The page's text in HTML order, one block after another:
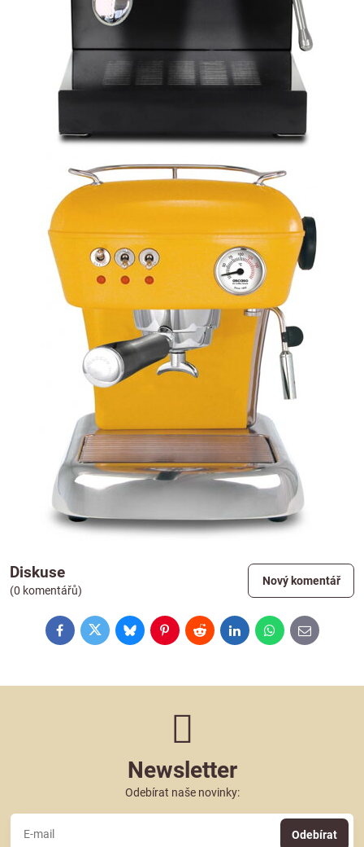
Diskuse
(0 komentářů)
Nový komentář
FacebookTwitterBlueskyPinterestRedditLinkedInWhatsApp
E-
mail
Newsletter
Odebírat naše novinky:
Odebírat